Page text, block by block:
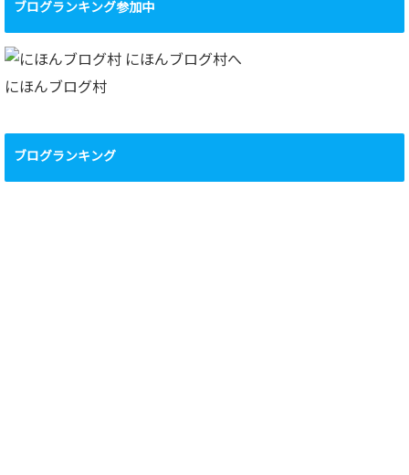
イ
ブ
ブログランキング参加中
にほんブログ村
ブログランキング